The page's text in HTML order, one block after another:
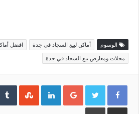
الوسوم أماكن لبيع السجاد في جدة
افضل
محلات ومعارض بيع السجاد في جدة
Google+
LinkedIn
مشاركةطباعة